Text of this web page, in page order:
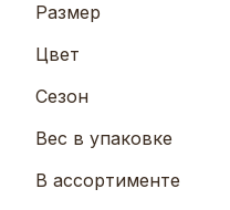
Размер
Цвет
Сезон
Вес в упаковке
В ассортименте